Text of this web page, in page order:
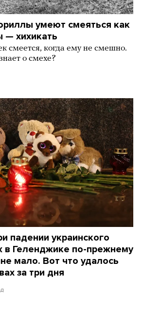
умеют смеяться как
хихикать
смеется, когда ему не смешно.
о смехе?
падении украинского
в Геленджике по-прежнему
мало. Вот что удалось
за три дня